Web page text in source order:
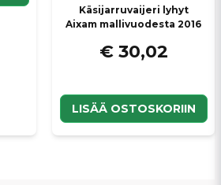
Käsijarruvaijeri lyhyt
Aixam mallivuodesta 2016
€ 30,02
LISÄÄ OSTOSKORIIN